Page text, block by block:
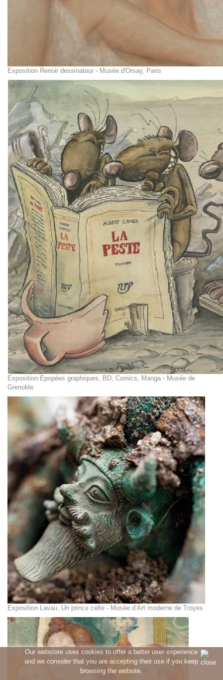
Our webstore uses cookies to offer a better user experience
and we consider that you are accepting their use if you keep
browsing the website.
Exposition Renoir dessinateur - Musée d'Orsay, Paris
Exposition Epopées graphiques, BD, Comics, Manga - Musée de
Grenoble
Exposition Lavau. Un prince celte - Musée d’Art moderne de Troyes